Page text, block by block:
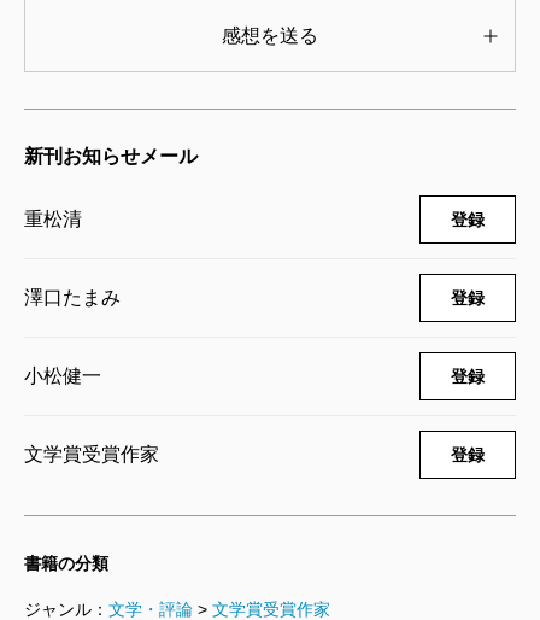
感想を送る
新刊お知らせメール
重松清 登録
澤口たまみ 登録
小松健一 登録
文学賞受賞作家 登録
書籍の分類
ジャンル： 文学・評論 > 文学賞受賞作家